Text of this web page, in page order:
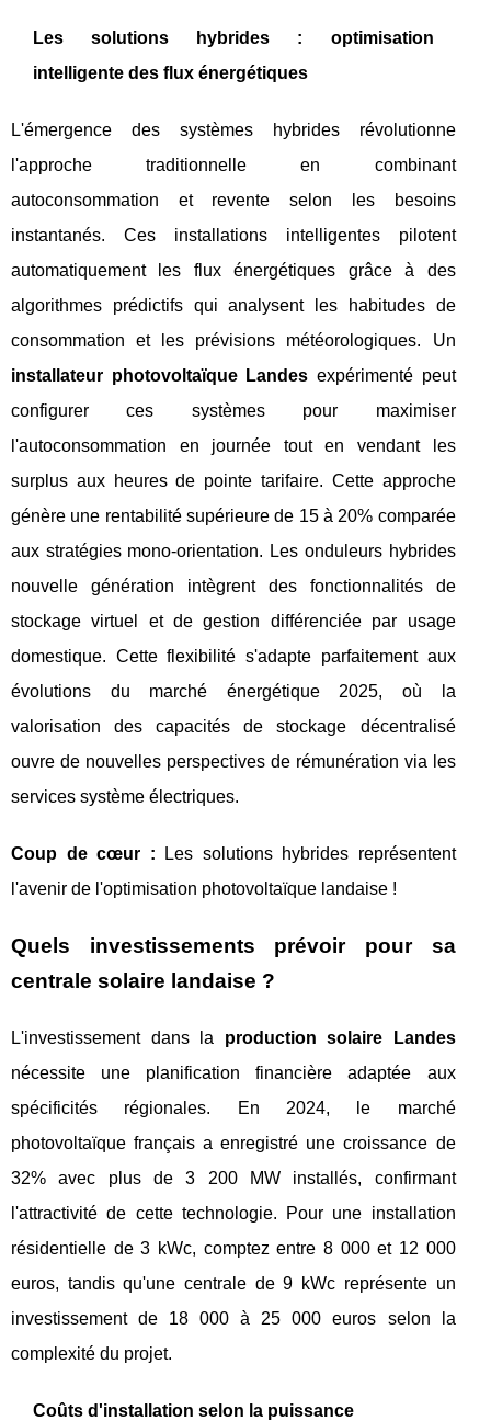
Les solutions hybrides : optimisation
intelligente des flux énergétiques
L'émergence des systèmes hybrides révolutionne
l'approche traditionnelle en combinant
autoconsommation et revente selon les besoins
instantanés. Ces installations intelligentes pilotent
automatiquement les flux énergétiques grâce à des
algorithmes prédictifs qui analysent les habitudes de
consommation et les prévisions météorologiques. Un
installateur photovoltaïque Landes expérimenté peut
configurer ces systèmes pour maximiser
l'autoconsommation en journée tout en vendant les
surplus aux heures de pointe tarifaire. Cette approche
génère une rentabilité supérieure de 15 à 20% comparée
aux stratégies mono-orientation. Les onduleurs hybrides
nouvelle génération intègrent des fonctionnalités de
stockage virtuel et de gestion différenciée par usage
domestique. Cette flexibilité s'adapte parfaitement aux
évolutions du marché énergétique 2025, où la
valorisation des capacités de stockage décentralisé
ouvre de nouvelles perspectives de rémunération via les
services système électriques.
Coup de cœur : Les solutions hybrides représentent
l'avenir de l'optimisation photovoltaïque landaise !
Quels investissements prévoir pour sa
centrale solaire landaise ?
L'investissement dans la production solaire Landes
nécessite une planification financière adaptée aux
spécificités régionales. En 2024, le marché
photovoltaïque français a enregistré une croissance de
32% avec plus de 3 200 MW installés, confirmant
l'attractivité de cette technologie. Pour une installation
résidentielle de 3 kWc, comptez entre 8 000 et 12 000
euros, tandis qu'une centrale de 9 kWc représente un
investissement de 18 000 à 25 000 euros selon la
complexité du projet.
Coûts d'installation selon la puissance